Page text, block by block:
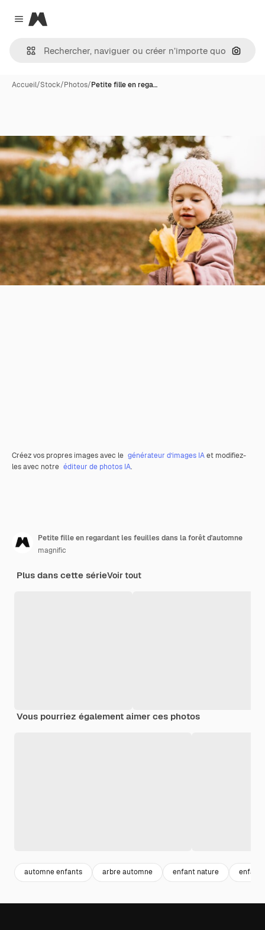
Close menu
Magnific
Accueil/Stock/Photos/Petite fille en rega…
Créez vos propres images avec le générateur d’images IAet modifiez-
les avec notre éditeur de photos IA.
Petite fille en regardant les feuilles dans la forêt d'automne
magnific
Plus dans cette sérieVoir tout
Vous pourriez également aimer ces photos
automne enfants arbre automne enfant nature